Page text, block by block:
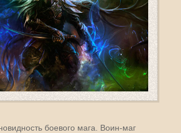
боевого мага. Воин-маг